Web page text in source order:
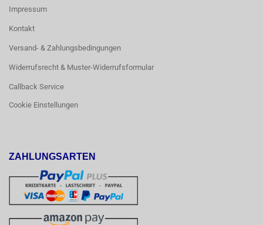
Impressum
Kontakt
Versand- & Zahlungsbedingungen
Widerrufsrecht & Muster-Widerrufsformular
Callback Service
Cookie Einstellungen
ZAHLUNGSARTEN